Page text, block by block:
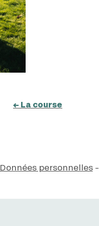
← La course
Données personnelles–